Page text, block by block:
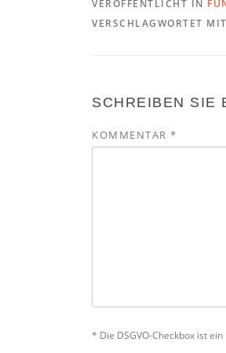
VERÖFFENTLICHT IN
VERSCHLAGWORTET MIT
SCHREIBEN SIE
KOMMENTAR *
* Die DSGVO-Checkbox ist